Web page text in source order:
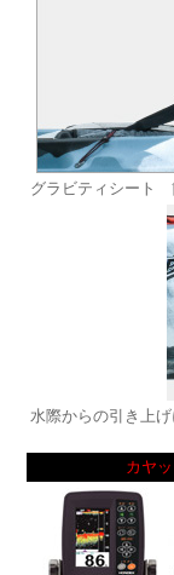
グラビティシート
水際からの引き上げ
カヤ